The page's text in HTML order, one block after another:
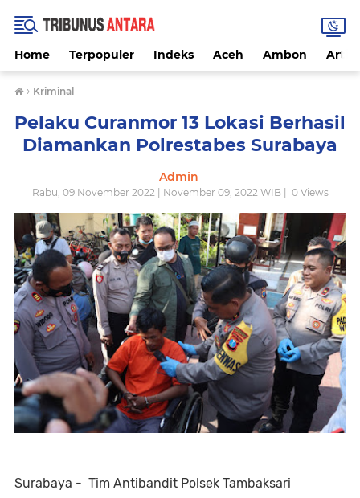
Home Terpopuler Indeks Aceh Ambon
› Kriminal
Pelaku Curanmor 13 Lokasi Berhasil
Diamankan Polrestabes Surabaya
Admin
Rabu, 09 November 2022 | November 09, 2022 WIB | 0Views
Surabaya - Tim Antibandit Polsek Tambaksari